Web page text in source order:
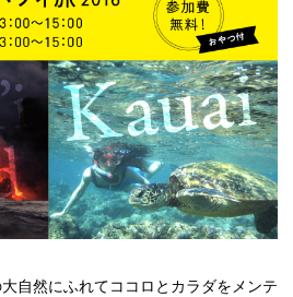
自然にふれてココロとカラダをメンテ